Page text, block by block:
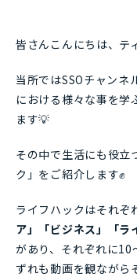
皆さんこんにちは、テ
当所ではSSOチャンネ
における様々な事を学
ます💡
その中で生活にも役立
ク」をご紹介します✊
ライフハックはそれぞ
ア」「ビジネス」「ラ
があり、それぞれに10
ずれも動画を観ながら